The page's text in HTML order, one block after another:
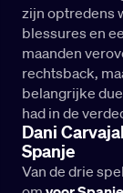
zijn optredens
blessures en
maanden
rechtsback,
belangrijke
had in de
Dani
Spanje
Van de drie